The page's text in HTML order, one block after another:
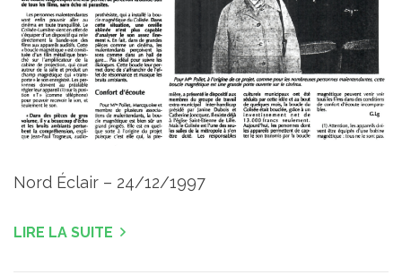
Nord Éclair – 24/12/1997
LIRE LA SUITE